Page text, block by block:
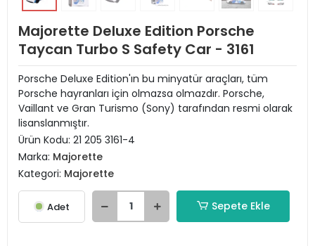
Majorette Deluxe Edition Porsche
Taycan Turbo S Safety Car - 3161
Porsche Deluxe Edition'ın bu minyatür araçları, tüm
Porsche hayranları için olmazsa olmazdır. Porsche,
Vaillant ve Gran Turismo (Sony) tarafından resmi olarak
lisanslanmıştır.
Ürün Kodu: 21 205 3161-4
Marka: Majorette
Kategori: Majorette
Adet Sepete Ekle